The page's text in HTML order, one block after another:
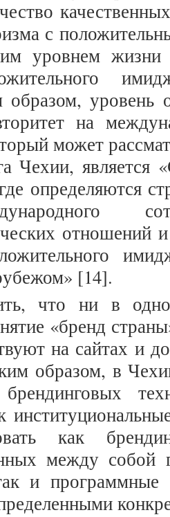
с
уровнем жизни
уровень
на
может
Чехии, является
определяются
отношений
[14].
что ни в
«бренд
на сайтах и
образом, в
брендинговых
как
между собой
и